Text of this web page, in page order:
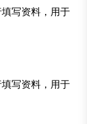
写资料，用于
写资料，用于